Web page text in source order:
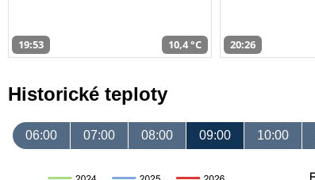
19:53 10,4 °C 20:26
Historické teploty
06:00 07:00 08:00 09:00 10:00